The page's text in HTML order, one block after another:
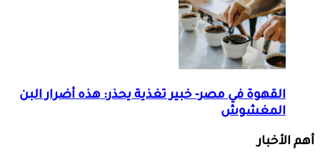
القهوة في مصر- خبير تغذية يحذر: هذه أضرار البن
المغشوش
أهم الأخبار